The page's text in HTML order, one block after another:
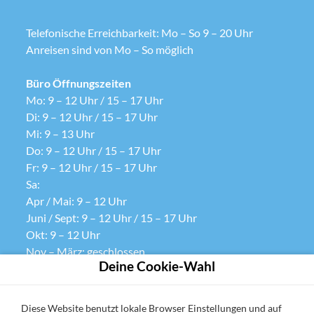
Telefonische Erreichbarkeit: Mo – So 9 – 20 Uhr
Anreisen sind von Mo – So möglich
Büro Öffnungszeiten
Mo: 9 – 12 Uhr / 15 – 17 Uhr
Di: 9 – 12 Uhr / 15 – 17 Uhr
Mi: 9 – 13 Uhr
Do: 9 – 12 Uhr / 15 – 17 Uhr
Fr: 9 – 12 Uhr / 15 – 17 Uhr
Sa:
Apr / Mai: 9 – 12 Uhr
Juni / Sept: 9 – 12 Uhr / 15 – 17 Uhr
Okt: 9 – 12 Uhr
Nov – März: geschlossen
So: geschlossen
Datenschutz
Deine Cookie-Wahl
Diese Website benutzt lokale Browser Einstellungen und auf